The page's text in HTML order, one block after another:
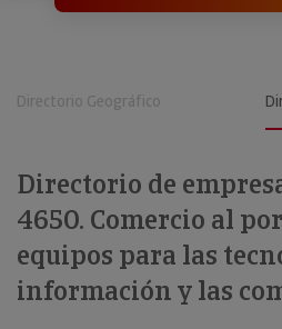
Directorio Geográfico
Directorio de
4650. Comercio al
equipos para las
información y las